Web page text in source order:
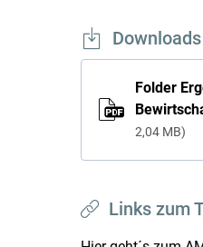
Folder
2,04 MB
Links zum